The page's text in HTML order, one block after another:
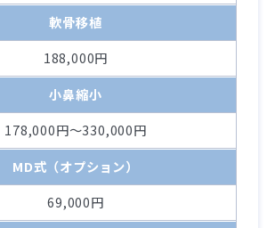
軟骨移植
188,000円
小鼻縮小
178,000円～330,000円
MD式（オプション）
69,000円